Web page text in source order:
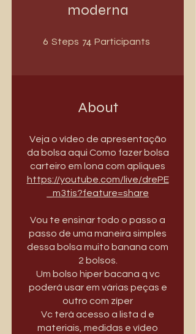
moderna
6 Steps 6 Steps
74 Participants
About
Veja o vídeo de apresentação
da bolsa aqui Como fazer bolsa
https://youtube.com/live/drePE
_m3tis?feature=share
Vou te ensinar todo o passo a
passo de uma maneira simples
dessa bolsa muito banana com
2 bolsos.
Um bolso hiper bacana q vc
poderá usar em várias peças e
outro com zíper
Vc terá acesso a lista d e
materiais, medidas e vídeo